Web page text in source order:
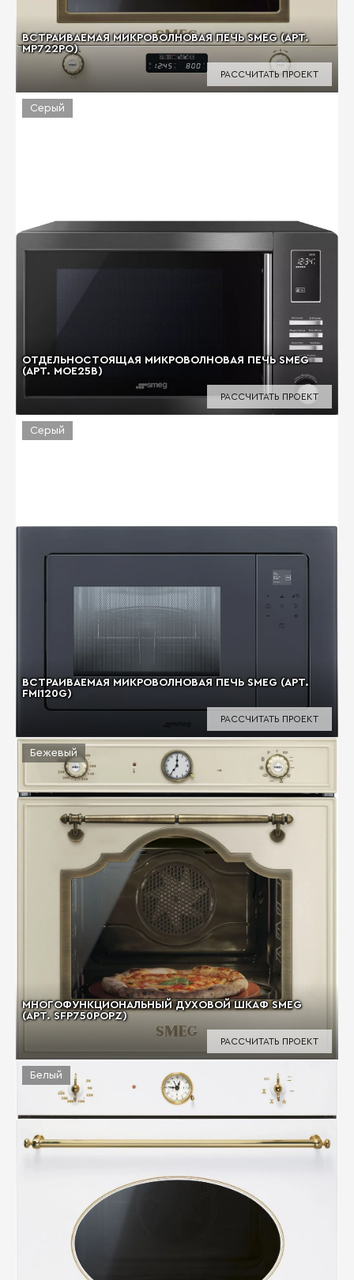
ВСТРАИВАЕМАЯ МИКРОВОЛНОВАЯ ПЕЧЬ SMEG (АРТ.
MP722PO)
РАССЧИТАТЬ ПРОЕКТ
ОТДЕЛЬНОСТОЯЩАЯ МИКРОВОЛНОВАЯ ПЕЧЬ SMEG
(АРТ. MOE25B)
Серый
РАССЧИТАТЬ ПРОЕКТ
ВСТРАИВАЕМАЯ МИКРОВОЛНОВАЯ ПЕЧЬ SMEG (АРТ.
FMI120G)
Серый
РАССЧИТАТЬ ПРОЕКТ
МНОГОФУНКЦИОНАЛЬНЫЙ ДУХОВОЙ ШКАФ SMEG
(АРТ. SFP750POPZ)
Бежевый
РАССЧИТАТЬ ПРОЕКТ
Белый